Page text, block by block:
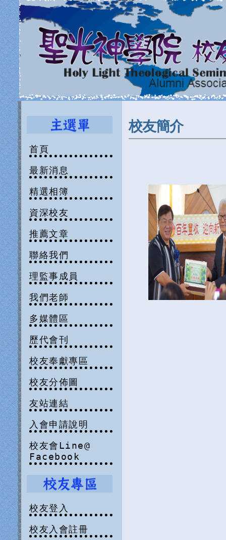
校友簡介
首頁
最新消息
精選相簿
資深校友
推薦文章
聯絡我們
理監事成員
我們老師
多媒體區
歷代會刊
校友奉獻專區
校友分佈圖
友站連結
入會申請說明
校友會Line@
Facebook
校友登入
校友入會註冊